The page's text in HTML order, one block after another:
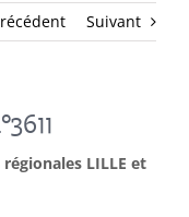
Suivant
régionales LILLE et